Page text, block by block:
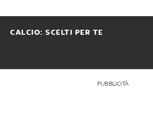
CALCIO: SCELTI PER TE
PUBBLICITÀ